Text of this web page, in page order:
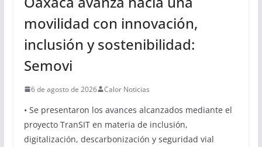
movilidad con innovación,
inclusión y sostenibilidad:
Semovi
6 de agosto de 2026 Calor Noticias
• Se presentaron los avances alcanzados mediante el
proyecto TranSIT en materia de inclusión,
digitalización, descarbonización y seguridad vial